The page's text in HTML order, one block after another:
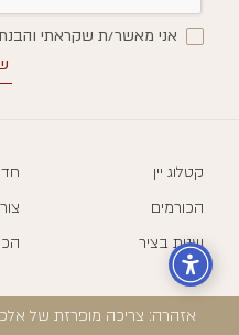
אני מאשר/ת שקראתי
קטלוג יין
הכורמים
שנות בציר
אזהרה: צריכה מופרזת של